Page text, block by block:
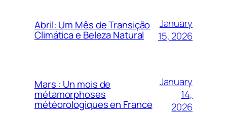
Abril: Um Mês de Transição
Climática e Beleza Natural
January
15, 2026
Mars : Un mois de
métamorphoses
météorologiques en France
January
14,
2026